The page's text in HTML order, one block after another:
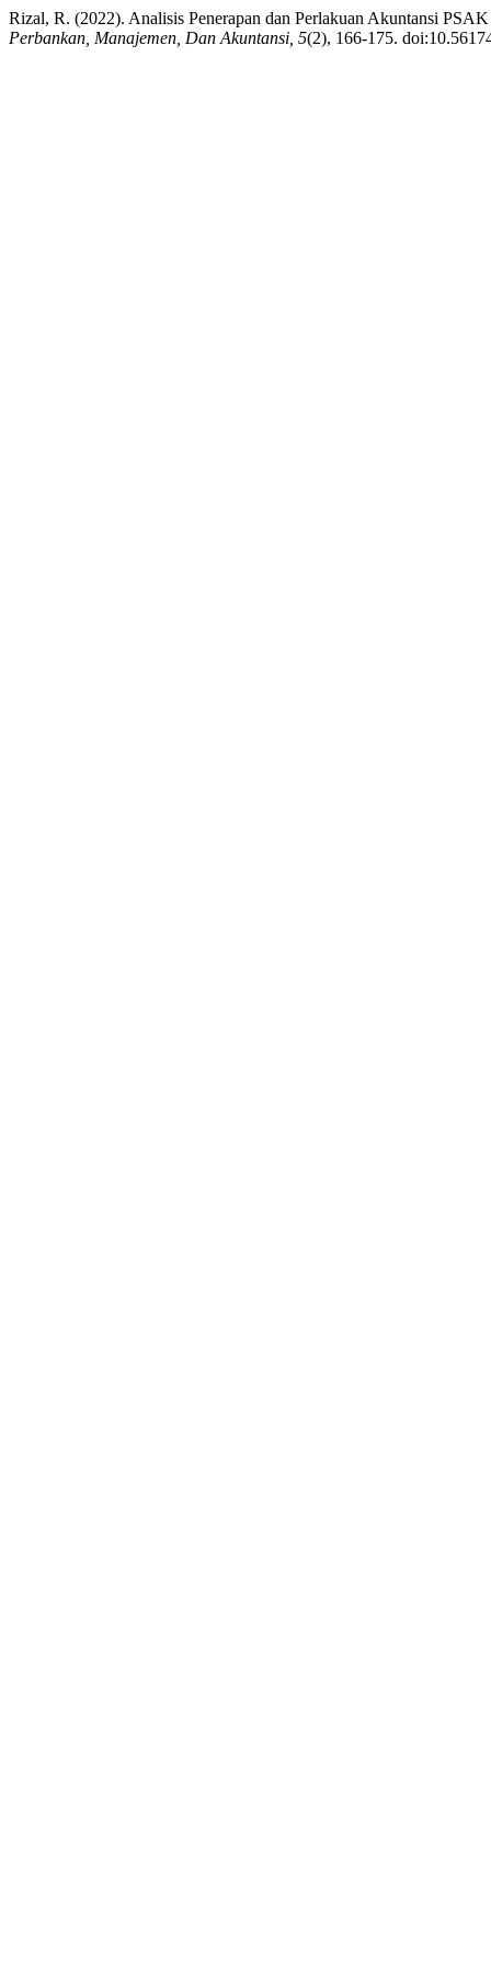
Rizal, R. (2022). Analisis Penerapan dan Perlakuan Akuntansi
Perbankan, Manajemen, Dan Akuntansi, 5(2), 166-175.